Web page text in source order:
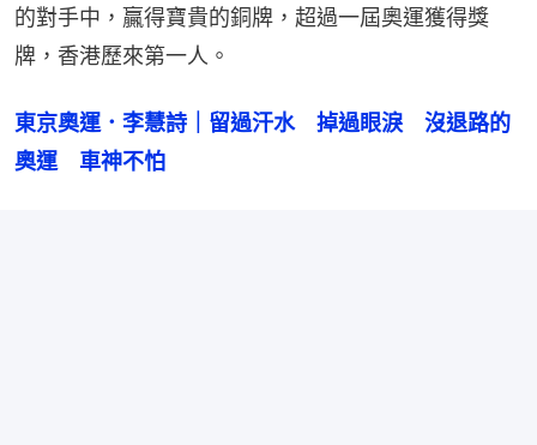
的對手中，贏得寶貴的銅牌，超過一屆奧運獲得獎
牌，香港歷來第一人。
東京奧運．李慧詩｜留過汗水　掉過眼淚　沒退路的
奧運　車神不怕